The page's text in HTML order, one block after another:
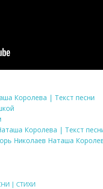
Королева | Текст песни
Королева | Текст
Николаев Наташа
| СТИХИ